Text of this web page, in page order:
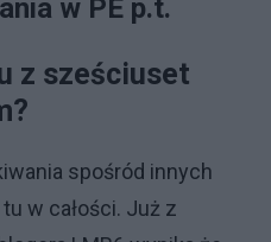
w PE p.t.
z sześciuset
spośród innych
w całości. Już z